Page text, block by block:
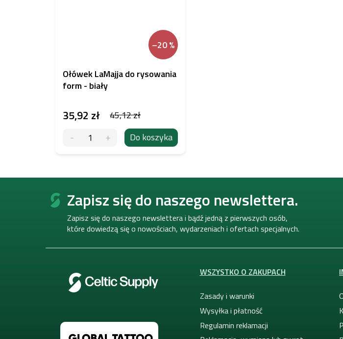
–20 %
Ołówek LaMajja do rysowania
form - biały
45,12 zł
35,92 zł
Do koszyka
S
Zapisz się do naszego newslettera.
Zapisz się do naszego newslettera i bądź jedną z pierwszych osób,
które dowiedzą się o nowościach, wydarzeniach i ofertach specjalnych.
WSZYSTKO O ZAKUPACH
Zasady i warunki
Wysyłka i płatność
Regulamin reklamacji